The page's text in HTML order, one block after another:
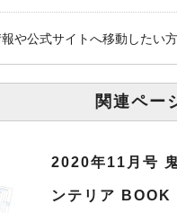
や公式サイトへ移動したい
関連ペー
2020年11月号
ンテリア BOOK